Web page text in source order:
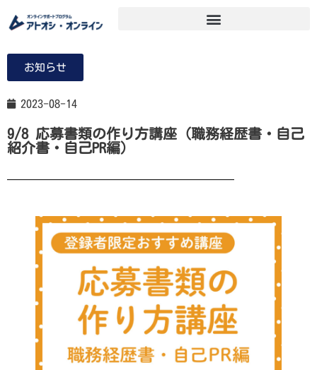
お知らせ
2023-08-14
9/8 応募書類の作り方講座（職務経歴書・自己
紹介書・自己PR編）